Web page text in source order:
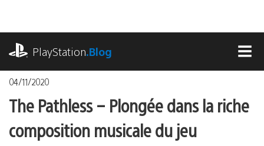
contenu
PlayStation.Blog
04/11/2020
The Pathless – Plongée dans la riche
composition musicale du jeu